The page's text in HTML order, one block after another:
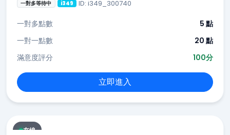
一對多等待中 i349 ID: i349_300740
一對多點數
5 點
一對一點數
20 點
滿意度評分
100分
立即進入
在線